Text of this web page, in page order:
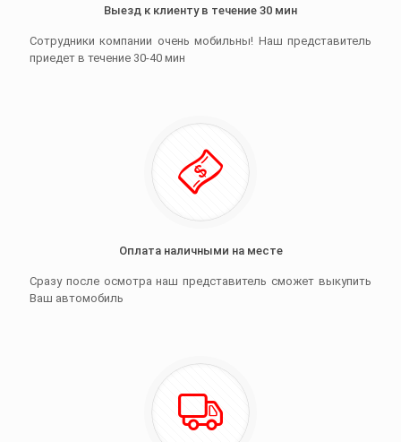
Выезд к клиенту в течение 30 мин
Сотрудники компании очень мобильны! Наш представитель
приедет в течение 30-40 мин
Оплата наличными на месте
Сразу после осмотра наш представитель сможет выкупить
Ваш автомобиль